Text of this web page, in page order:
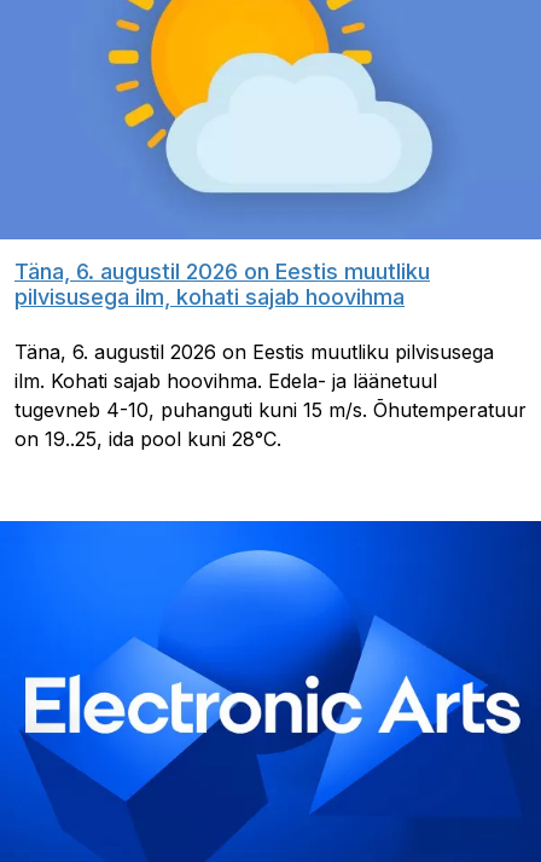
Täna, 6. augustil 2026 on Eestis muutliku
pilvisusega ilm, kohati sajab hoovihma
Täna, 6. augustil 2026 on Eestis muutliku pilvisusega
ilm. Kohati sajab hoovihma. Edela- ja läänetuul
tugevneb 4-10, puhanguti kuni 15 m/s. Õhutemperatuur
on 19..25, ida pool kuni 28°C.